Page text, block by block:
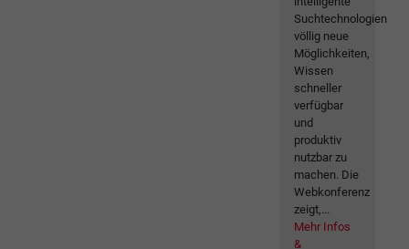
Suchtechnologien
völlig neue
Möglichkeiten,
Wissen
schneller
verfügbar
und
produktiv
nutzbar zu
machen. Die
Webkonferenz
zeigt,...
Mehr Infos
&